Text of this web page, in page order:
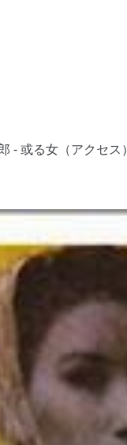
- 或る女（アクセス）